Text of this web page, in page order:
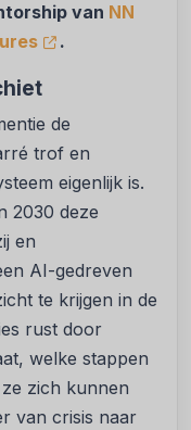
van NN
.
de
trof en
eigenlijk is.
2030 deze
en
AI-gedreven
te krijgen in de
rust door
welke stappen
zich kunnen
van crisis naar